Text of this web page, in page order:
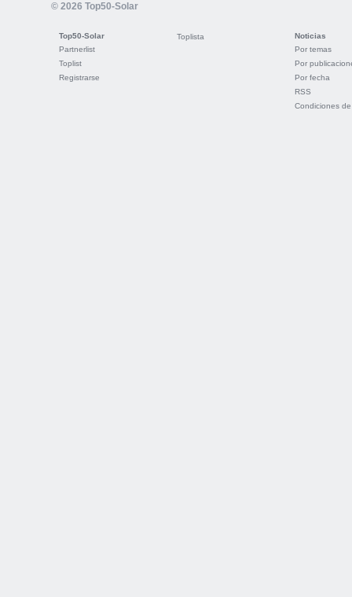
© 2026 Top50-Solar
Top50-Solar
Partnerlist
Toplist
Registrarse
Toplista
Noticias
Por temas
Por
Por fecha
RSS
Condiciones